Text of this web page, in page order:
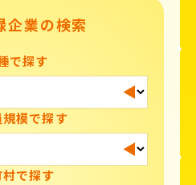
企業の検索
で探す
模で探す
で探す